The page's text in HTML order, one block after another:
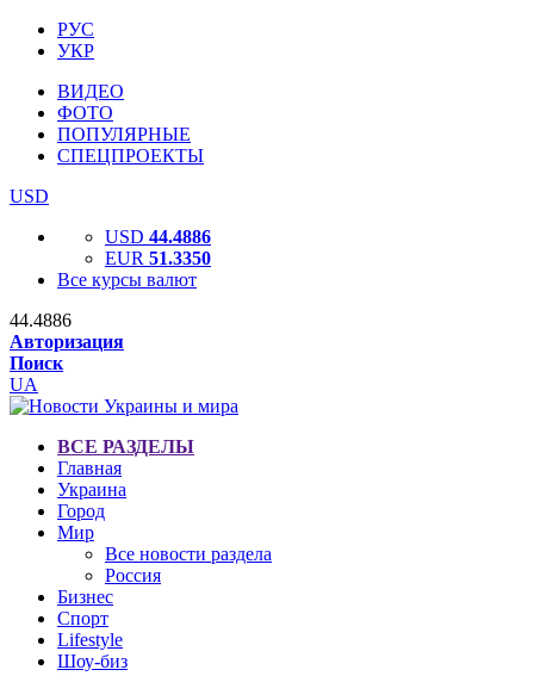
РУС
УКР
ВИДЕО
ФОТО
ПОПУЛЯРНЫЕ
СПЕЦПРОЕКТЫ
USD
USD 44.4886
EUR 51.3350
Все курсы валют
44.4886
Авторизация
Поиск
UA
ВСЕ РАЗДЕЛЫ
Главная
Украина
Город
Мир
Все новости раздела
Россия
Бизнес
Спорт
Lifestyle
Шоу-биз